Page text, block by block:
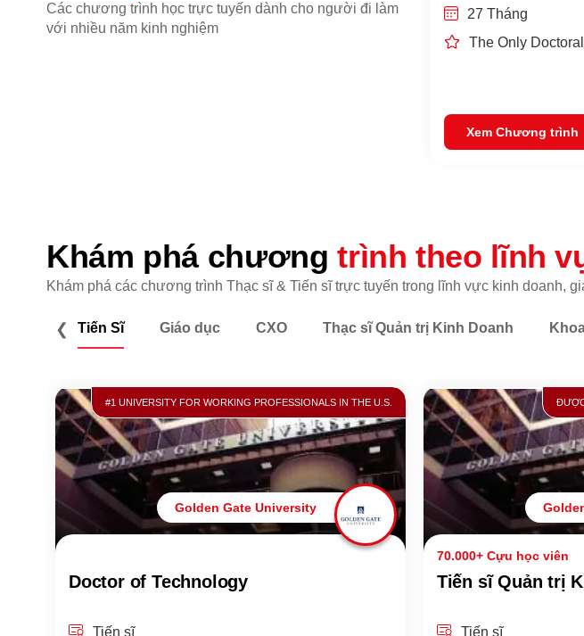
Các chương trình học trực tuyến dành cho người đi làm
với nhiều năm kinh nghiệm
27 Tháng
The Only
Xem Chương trình
Khám phá chươngtrình theo lĩnh
Khám phá các chương trình Thạc sĩ & Tiến sĩ trực tuyến trong lĩnh vực kinh doanh,
❮ Tiến Sĩ Giáo dục CXO Thạc sĩ Quản trị Kinh Doanh
#1 UNIVERSITY FOR WORKING PROFESSIONALS IN THE U.S.
Golden Gate University
Doctor of Technology
Tiến sĩ
70.000+ Cựu học viên
Tiến sĩ Quản trị
Tiến sĩ